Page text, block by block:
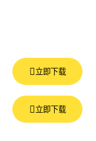
立即下载
立即下载